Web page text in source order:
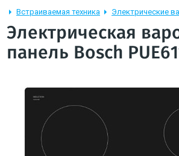
Встраиваемая техника Электрические
Электрическая
панель Bosch